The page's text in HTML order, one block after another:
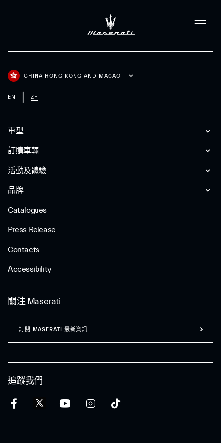
車型
訂購車輛
活動及體驗
品牌
Catalogues
Press Release
Contacts
Accessibility
CHINA HONG KONG AND MACAO
EN ZH
追蹤我們
關注 Maserati
訂閲 MASERATI 最新資訊